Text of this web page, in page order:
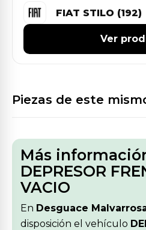
FIAT STILO (192)
Ver
Piezas de este
Más
DEPRESOR
VACIO
En Desguace
disposición el vehículo